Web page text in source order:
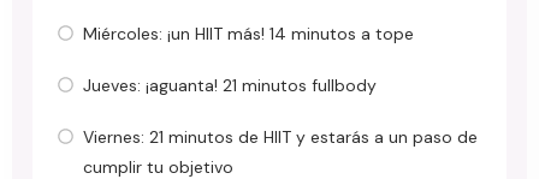
Miércoles: ¡un HIIT más! 14 minutos a tope
Jueves: ¡aguanta! 21 minutos fullbody
Viernes: 21 minutos de HIIT y estarás a un paso de
cumplir tu objetivo